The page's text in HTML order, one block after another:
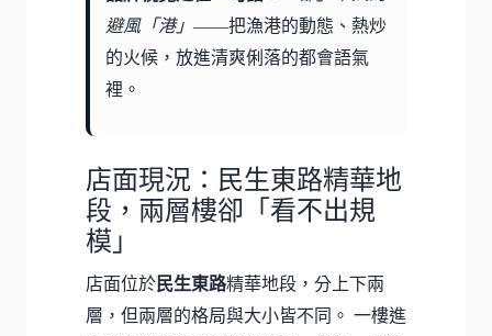
避風「港」 ——把漁港的動態、熱炒
的火候，放進清爽俐落的都會語氣
裡。
店面現況：民生東路精華地
段，兩層樓卻「看不出規
模」
店面位於民生東路精華地段，分上下兩
層，但兩層的格局與大小皆不同。 一樓進